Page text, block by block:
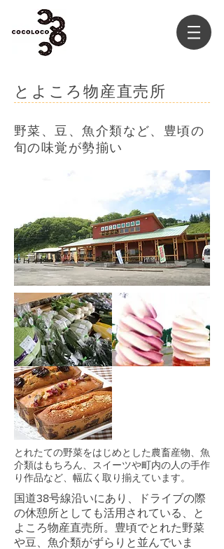
とよころ物産直売所
野菜、豆、魚介類など、豊頃の
旬の味覚が勢揃い
とれたての野菜をはじめとした農畜産物、魚
介類はもちろん、スイーツや町内の人の手作
り作品など、幅広く取り揃えています。
国道38号線沿いにあり、ドライブの際
の休憩所としても活用されている、と
よころ物産直売所。豊頃でとれた野菜
や豆、魚介類がずらりと並んでいま